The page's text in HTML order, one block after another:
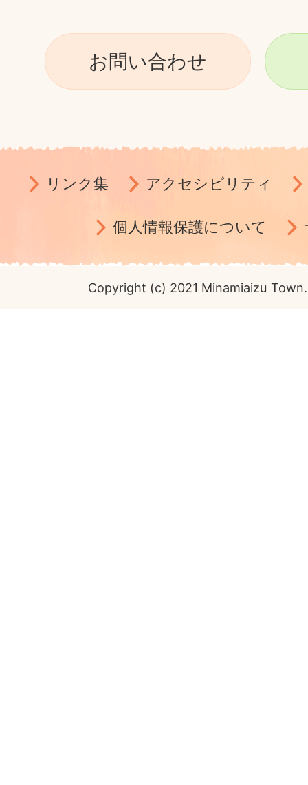
お問い合わせ
リンク集 アクセシビリティ
個人情報保護について
Copyright (c) 2021 Minamiaizu